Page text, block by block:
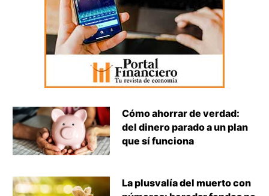
Cómo ahorrar de verdad:
del dinero parado a un plan
que sí funciona
La plusvalía del muerto con